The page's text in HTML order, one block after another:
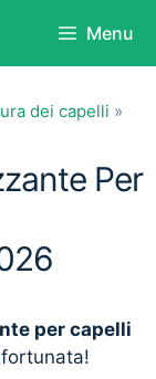
Menu
dei capelli »
Per
per capelli